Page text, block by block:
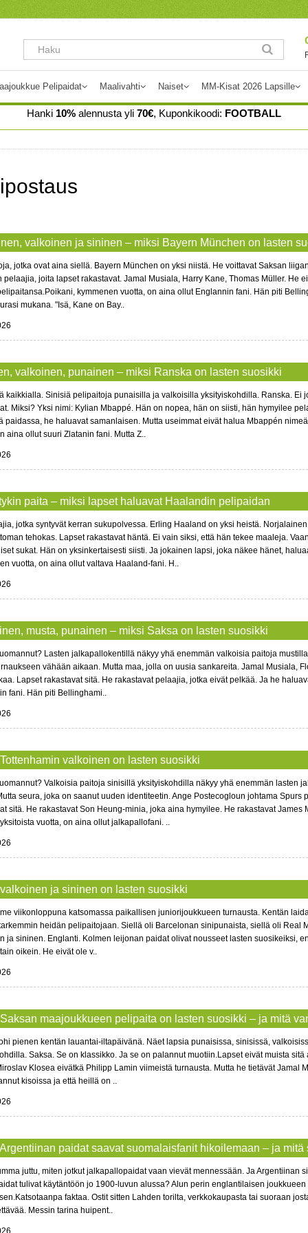
Pelipaidat Maalivahti Naiset MM-Kisat 2026 Lapsille
Hanki 10% alennusta yli 70€, Kuponkikoodi: FOOTBALL
valkoinen ja sininen – miksi Bayern München on lasten
jotka ovat aina siellä. Bayern München on yksi niistä. He voittavat Saksan
pelaajia, joita lapset rakastavat. Jamal Musiala, Harry Kane, Thomas Müller. He
kymmenen vuotta, on aina ollut Englannin fani. Hän piti
mukana. "Isä, Kane on Bay..
valkoinen, punainen – miksi Ranska on lasten suosikki
kaikkialla. Sinisiä pelipaitoja punaisilla ja valkoisilla yksityiskohdilla. Ranska. Ei
Miksi? Yksi nimi: Kylian Mbappé. Hän on nopea, hän on siisti, hän hymyilee
paidassa, he haluavat samanlaisen. Mutta useimmat eivät halua Mbappén
aina ollut suuri Zlatanin fani. Mutta Z..
paita – miksi lapset haluavat Haalandin pelipaidan
jotka syntyvät kerran sukupolvessa. Erling Haaland on yksi heistä.
tehokas. Lapset rakastavat häntä. Ei vain siksi, että hän tekee maaleja.
sukat. Hän on yksinkertaisesti siisti. Ja jokainen lapsi, joka näkee hänet,
vuotta, on aina ollut valtava Haaland-fani. H..
musta, punainen – miksi Saksa on lasten suosikki
Lasten jalkapallokentillä näkyy yhä enemmän valkoisia paitoja
vähään aikaan. Mutta maa, jolla on uusia sankareita. Jamal Musiala,
Lapset rakastavat sitä. He rakastavat pelaajia, jotka eivät pelkää. Ja he
fani. Hän piti Bellinghami..
valkoinen on lasten suosikki
Valkoisia paitoja sinisillä yksityiskohdilla näkyy yhä enemmän lasten
seura, joka on saanut uuden identiteetin. Ange Postecogloun johtama
sitä. He rakastavat Son Heung-minia, joka aina hymyilee. He rakastavat
vuotta, on aina ollut jalkapallofani. ..
ja sininen on lasten suosikki
viikonloppuna katsomassa paikallisen juniorijoukkueen turnausta. Kentän
heidän pelipaitojaan. Siellä oli Barcelonan sinipunaista, siellä oli Real
ja sininen. Englanti. Kolmen leijonan paidat olivat nousseet lasten suosikeiksi,
oikein. He eivät ole v..
maajoukkueen pelipaita on lasten suosikki – ja mitä
pienen kentän lauantai-iltapäivänä. Näet lapsia punaisissa, sinisissä,
Saksa. Se on klassikko. Ja se on palannut muotiin.Lapset eivät muista
Klosea eivätkä Philipp Lamin viimeistä turnausta. Mutta he tietävät Jamal
kisoissa ja että heillä on ..
paidat saavat suomalaisfanit hikoilemaan – ja mitä
juttu, miten jotkut jalkapallopaidat vaan vievät mennessään. Ja Argentiinan
tulivat käytäntöön jo 1900-luvun alussa? Alun perin englantilaisen
faktaa. Ostit sitten Lahden torilta, verkkokaupasta tai suoraan
Messin tarina huipent..